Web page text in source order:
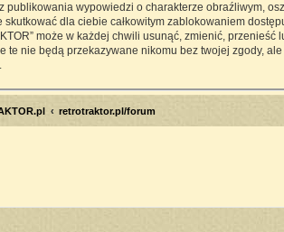
publikowania wypowiedzi o charakterze obraźliwym,
skutkować dla ciebie całkowitym zablokowaniem
może w każdej chwili usunąć, zmienić,
te nie będą przekazywane nikomu bez twojej zgody,
retrotraktor.pl/forum